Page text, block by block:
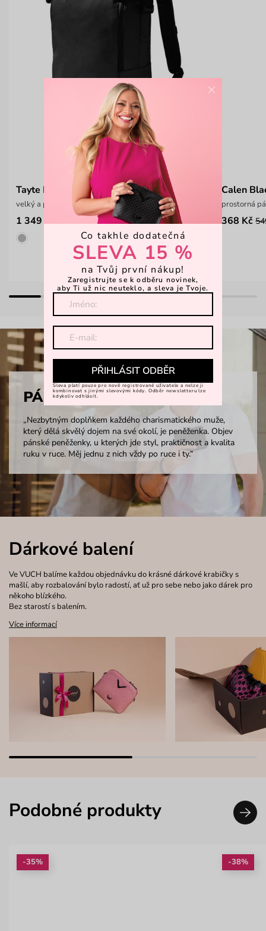
Tayte Big Men Black
velký a prostorný pánský batoh
1 349 Kč 1 799 Kč
Calen
prostorná
368 Kč
PÁNSKÉ PENĚŽENKY
„Nezbytným doplňkem každého charismatického muže,
který dělá skvělý dojem na své okolí, je peněženka. Objev
pánské peněženky, u kterých jde styl, praktičnost a kvalita
ruku v ruce. Měj jednu z nich vždy po ruce i ty.“
Dárkové balení
Ve VUCH balíme každou objednávku do krásné dárkové krabičky s
mašlí, aby rozbalování bylo radostí, ať už pro sebe nebo jako dárek pro
někoho blízkého.
Bez starostí s balením.
Více informací
Podobné produkty
-35% -38%
×
Co takhle dodatečná
SLEVA 15 %
na Tvůj první nákup!
Zaregistrujte se k odběru novinek,
aby Ti už nic neuteklo, a sleva je Tvoje.
PŘIHLÁSIT ODBĚR
Sleva platí pouze pro nově registrované uživatele a nelze ji
kombinovat s jinými slevovými kódy. Odběr newsletteru lze
kdykoliv odhlásit.